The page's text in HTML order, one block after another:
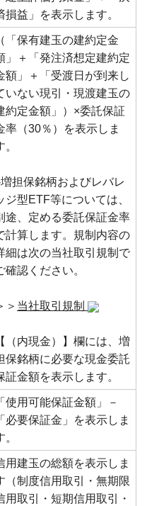
損益」を表示します。
（「保有建玉の建約定金
」＋「発注済想定建約定
額」＋「受渡日が到来し
いない現引・現渡建玉の
約定金額」）×委託保証
率（30％）を表示しま
。
担保銘柄およびレバレ
ジ型ETF等については、
途、定める委託保証金率
計算します。規制内容の
細は次の当社取引規制で
確認ください。
＞ 当社取引規制
【（内現金）】欄には、増
保銘柄に必要な現金委託
証金額を表示します。
「使用可能保証金額」－
「必要保証金」を表示しま
。
用建玉の総額を表示しま
（制度信用取引・無期限
用取引・短期信用取引・